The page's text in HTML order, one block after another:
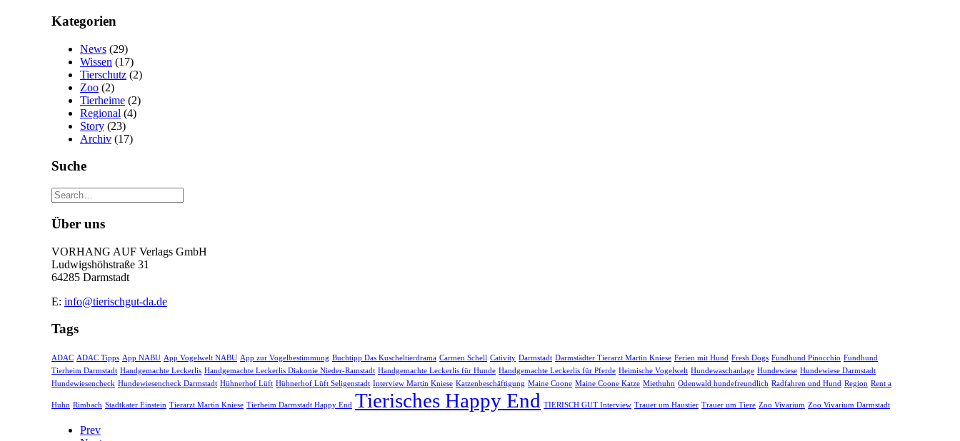
Kategorien
News (29)
Wissen (17)
Tierschutz (2)
Zoo (2)
Tierheime (2)
Regional (4)
Story (23)
Archiv (17)
Suche
Über uns
VORHANG AUF Verlags GmbH
Ludwigshöhstraße 31
64285 Darmstadt
E: info@tierischgut-da.de
Tags
ADAC ADAC Tipps App NABU App Vogelwelt NABU App zur Vogelbestimmung Buchtipp Das Kuscheltierdrama Carmen Schell Cativity Darmstadt Darmstädter Tierarzt Martin Kniese Ferien mit Hund Fresh Dogs Fundhund Pinocchio Fundhund
Tierheim Darmstadt Handgemachte Leckerlis Handgemachte Leckerlis Diakonie Nieder-Ramstadt Handgemachte Leckerlis für Hunde Handgemachte Leckerlis für Pferde Heimische Vogelwelt Hundewaschanlage Hundewiese Hundewiese Darmstadt
Hundewiesencheck Hundewiesencheck Darmstadt Hühnerhof Lüft Hühnerhof Lüft Seligenstadt Interview Martin Kniese Katzenbeschäftigung Maine Coone Maine Coone Katze Miethuhn Odenwald hundefreundlich Radfahren und Hund Region Rent a
Huhn Rimbach Stadtkater Einstein Tierarzt Martin Kniese Tierheim Darmstadt Happy End Tierisches Happy End TIERISCH GUT Interview Trauer um Haustier Trauer um Tiere Zoo Vivarium Zoo Vivarium Darmstadt
Prev